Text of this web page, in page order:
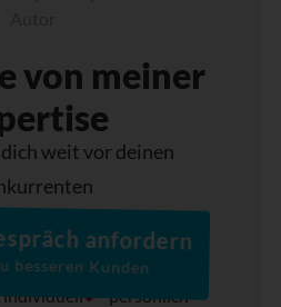
von meiner
weit vor deinen
anfordern
besseren Kunden
individuell persönlich